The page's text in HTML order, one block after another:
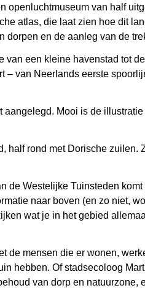
openluchtmuseum van half
atlas, die laat zien hoe dit
en de aanleg van de
van een kleine havenstad tot
– van Neerlands eerste
Mooi is de
half rond met Dorische zuilen.
de Westelijke Tuinsteden
naar boven (en zo niet,
wat je in het gebied
de mensen die er wonen,
hebben. Of stadsecoloog
van dorp en